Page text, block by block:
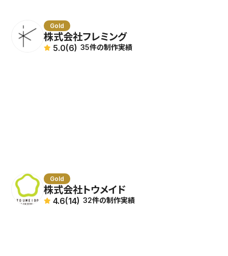
Gold
株式会社フレミング
5.0(6) 35件の制作実績
Gold
株式会社トウメイド
4.6(14) 32件の制作実績